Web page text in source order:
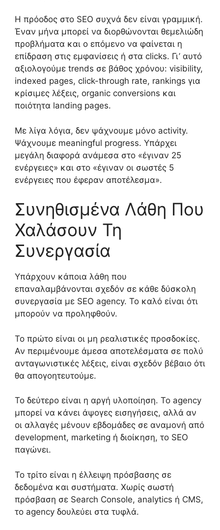
Η πρόοδος στο SEO συχνά δεν είναι γραμμική.
Έναν μήνα μπορεί να διορθώνονται θεμελιώδη
προβλήματα και ο επόμενο να φαίνεται η
επίδραση στις εμφανίσεις ή στα clicks. Γι’ αυτό
αξιολογούμε trends σε βάθος χρόνου: visibility,
indexed pages, click-through rate, rankings για
κρίσιμες λέξεις, organic conversions και
ποιότητα landing pages.
Με λίγα λόγια, δεν ψάχνουμε μόνο activity.
Ψάχνουμε meaningful progress. Υπάρχει
μεγάλη διαφορά ανάμεσα στο «έγιναν 25
ενέργειες» και στο «έγιναν οι σωστές 5
ενέργειες που έφεραν αποτέλεσμα».
Συνηθισμένα Λάθη Που
Χαλάσουν Τη
Συνεργασία
Υπάρχουν κάποια λάθη που
επαναλαμβάνονται σχεδόν σε κάθε δύσκολη
συνεργασία με SEO agency. Το καλό είναι ότι
μπορούν να προληφθούν.
Το πρώτο είναι οι μη ρεαλιστικές προσδοκίες.
Αν περιμένουμε άμεσα αποτελέσματα σε πολύ
ανταγωνιστικές λέξεις, είναι σχεδόν βέβαιο ότι
θα απογοητευτούμε.
Το δεύτερο είναι η αργή υλοποίηση. Το agency
μπορεί να κάνει άψογες εισηγήσεις, αλλά αν
οι αλλαγές μένουν εβδομάδες σε αναμονή από
development, marketing ή διοίκηση, το SEO
παγώνει.
Το τρίτο είναι η έλλειψη πρόσβασης σε
δεδομένα και συστήματα. Χωρίς σωστή
πρόσβαση σε Search Console, analytics ή CMS,
το agency δουλεύει στα τυφλά.